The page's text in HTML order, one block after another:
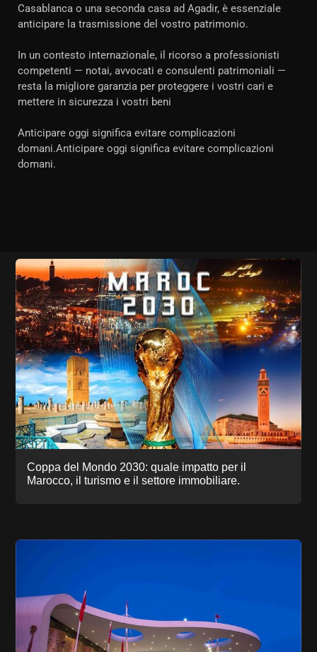
Casablanca o una seconda casa ad Agadir, è essenziale
anticipare la trasmissione del vostro patrimonio.
In un contesto internazionale, il ricorso a professionisti
competenti — notai, avvocati e consulenti patrimoniali —
resta la migliore garanzia per proteggere i vostri cari e
mettere in sicurezza i vostri beni
Anticipare oggi significa evitare complicazioni
domani.Anticipare oggi significa evitare complicazioni
domani.
Coppa del Mondo 2030: quale impatto per il
Marocco, il turismo e il settore immobiliare.